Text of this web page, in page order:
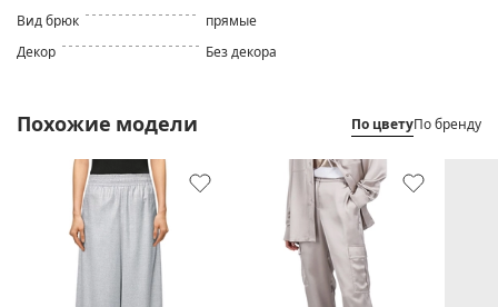
Вид брюк
прямые
Декор
Без декора
Похожие модели По цветуПо бренду